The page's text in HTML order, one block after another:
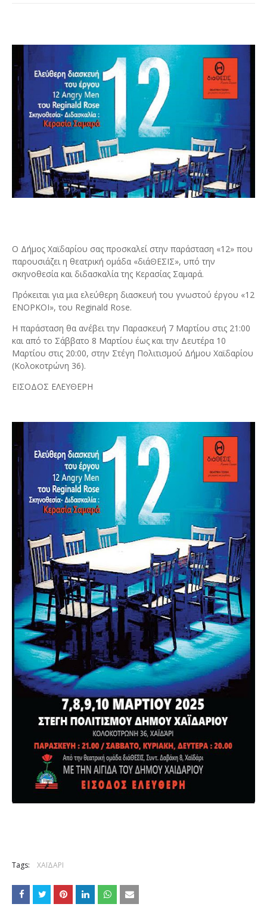
Ο Δήμος Χαϊδαρίου σας προσκαλεί στην παράσταση «12» που
παρουσιάζει η θεατρική ομάδα «διάΘΕΣΙΣ», υπό την
σκηνοθεσία και διδασκαλία της Κερασίας Σαμαρά.
Πρόκειται για μια ελεύθερη διασκευή του γνωστού έργου «12
ΕΝΟΡΚΟΙ», του Reginald Rose.
Η παράσταση θα ανέβει την Παρασκευή 7 Μαρτίου στις 21:00
και από το Σάββατο 8 Μαρτίου έως και την Δευτέρα 10
Μαρτίου στις 20:00, στην Στέγη Πολιτισμού Δήμου Χαϊδαρίου
(Κολοκοτρώνη 36).
ΕΙΣΟΔΟΣ ΕΛΕΥΘΕΡΗ
Tags: ΧΑΪΔΑΡΙ